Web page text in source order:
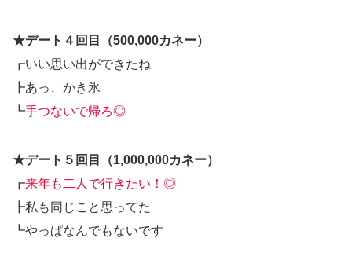
★デート４回目（500,000カネー）
┏いい思い出ができたね
┣あっ、かき氷
┗手つないで帰ろ◎
★デート５回目（1,000,000カネー）
┏来年も二人で行きたい！◎
┣私も同じこと思ってた
┗やっぱなんでもないです